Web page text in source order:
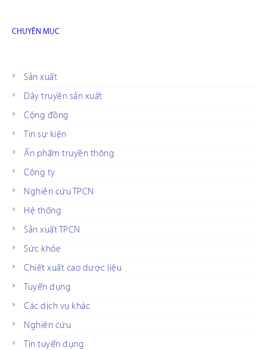
CHUYÊN MỤC
Sản xuất
Dây truyền sản xuất
Cộng đồng
Tin sự kiện
Ấn phẩm truyền thông
Công ty
Nghiên cứu TPCN
Hệ thống
Sản xuất TPCN
Sức khỏe
Chiết xuất cao dược liệu
Tuyển dụng
Các dịch vụ khác
Nghiên cứu
Tin tuyển dụng